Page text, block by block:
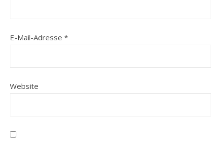
E-Mail-Adresse *
Website